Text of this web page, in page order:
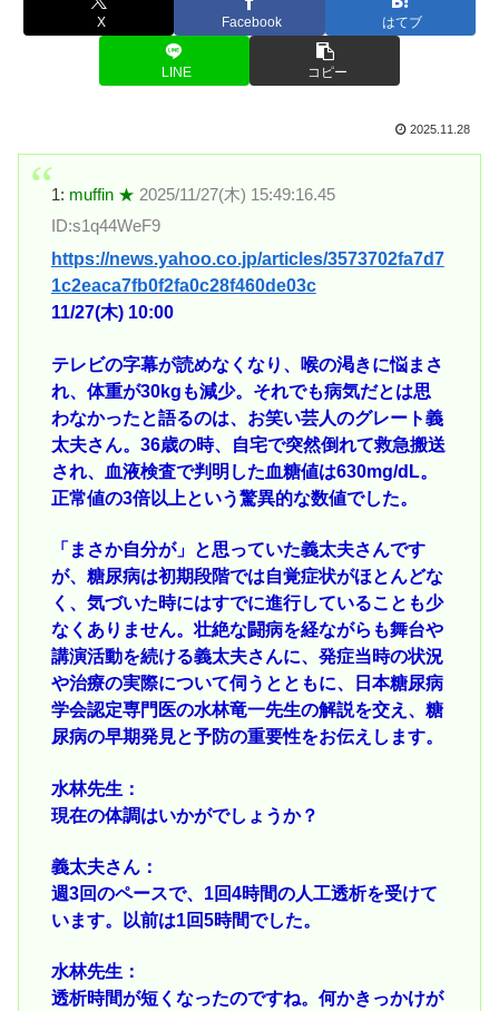
X Facebook はてブ
LINE コピー
2025.11.28
1: muffin ★ 2025/11/27(木) 15:49:16.45
ID:s1q44WeF9
https://news.yahoo.co.jp/articles/3573702fa7d7
1c2eaca7fb0f2fa0c28f460de03c
11/27(木) 10:00
テレビの字幕が読めなくなり、喉の渇きに悩まさ
れ、体重が30kgも減少。それでも病気だとは思
わなかったと語るのは、お笑い芸人のグレート義
太夫さん。36歳の時、自宅で突然倒れて救急搬送
され、血液検査で判明した血糖値は630mg/dL。
正常値の3倍以上という驚異的な数値でした。
「まさか自分が」と思っていた義太夫さんです
が、糖尿病は初期段階では自覚症状がほとんどな
く、気づいた時にはすでに進行していることも少
なくありません。壮絶な闘病を経ながらも舞台や
講演活動を続ける義太夫さんに、発症当時の状況
や治療の実際について伺うとともに、日本糖尿病
学会認定専門医の水林竜一先生の解説を交え、糖
尿病の早期発見と予防の重要性をお伝えします。
水林先生：
現在の体調はいかがでしょうか？
義太夫さん：
週3回のペースで、1回4時間の人工透析を受けて
います。以前は1回5時間でした。
水林先生：
透析時間が短くなったのですね。何かきっかけが